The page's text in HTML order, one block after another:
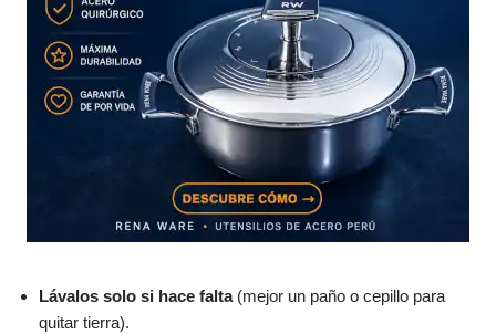
Lávalos solo si hace falta(mejor un paño o cepillo para
quitar tierra).